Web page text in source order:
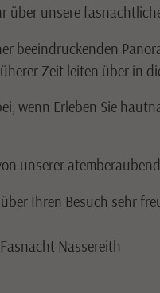
über unsere
beeindruckenden
Zeit leiten über in
wenn Erleben Sie
unserer
Ihren Besuch sehr
Nassereith